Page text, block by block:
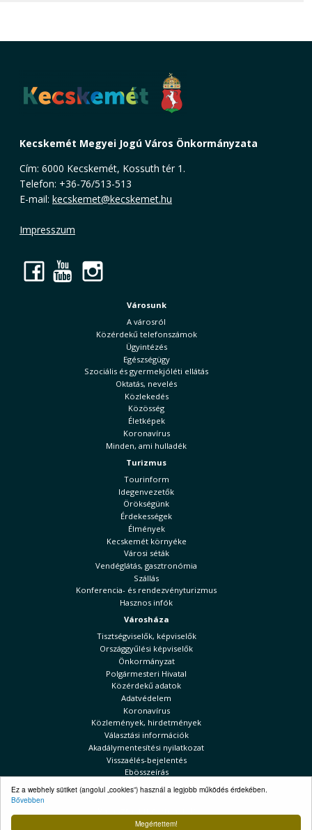
Megértettem!
Ez a webhely sütiket (angolul „cookies”) használ a legjobb működés érdekében.
Bővebben
Kecskemét Megyei Jogú Város Önkormányzata
Cím: 6000 Kecskemét, Kossuth tér 1.
Telefon: +36-76/513-513
E-mail: kecskemet@kecskemet.hu
Impresszum
Facebook
YouTube
Városunk
A városról
Közérdekű telefonszámok
Ügyintézés
Egészségügy
Szociális és gyermekjóléti ellátás
Oktatás, nevelés
Közlekedés
Közösség
Életképek
Koronavírus
Minden, ami hulladék
Turizmus
Tourinform
Idegenvezetők
Örökségünk
Érdekességek
Élmények
Kecskemét környéke
Városi séták
Vendéglátás, gasztronómia
Szállás
Konferencia- és rendezvényturizmus
Hasznos infók
Városháza
Tisztségviselők, képviselők
Országgyűlési képviselők
Önkormányzat
Polgármesteri Hivatal
Közérdekű adatok
Adatvédelem
Koronavírus
Közlemények, hirdetmények
Választási információk
Akadálymentesítési nyilatkozat
Visszaélés-bejelentés
Ebösszeírás
Kecskeméti Hírek